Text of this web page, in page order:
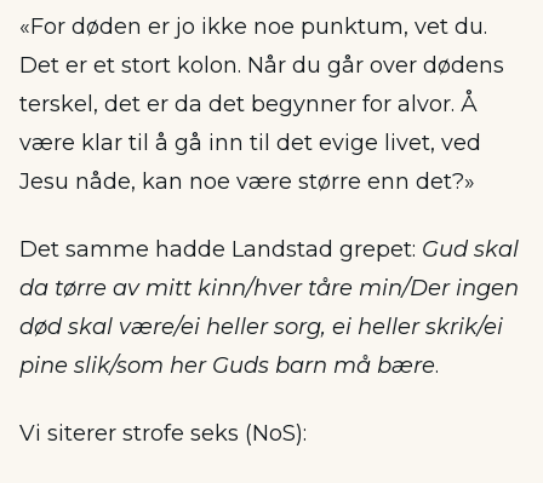
«For døden er jo ikke noe punktum, vet du.
Det er et stort kolon. Når du går over dødens
terskel, det er da det begynner for alvor. Å
være klar til å gå inn til det evige livet, ved
Jesu nåde, kan noe være større enn det?»
Det samme hadde Landstad grepet: Gud skal
da tørre av mitt kinn/hver tåre min/Der ingen
død skal være/ei heller sorg, ei heller skrik/ei
pine slik/som her Guds barn må bære.
Vi siterer strofe seks (NoS):